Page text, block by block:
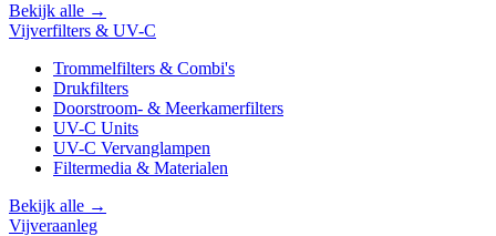
Bekijk alle →
Vijverfilters & UV-C
Trommelfilters & Combi's
Drukfilters
Doorstroom- & Meerkamerfilters
UV-C Units
UV-C Vervanglampen
Filtermedia & Materialen
Bekijk alle →
Vijveraanleg